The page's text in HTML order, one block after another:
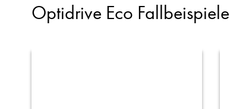
Optidrive Eco Fallbeispiele